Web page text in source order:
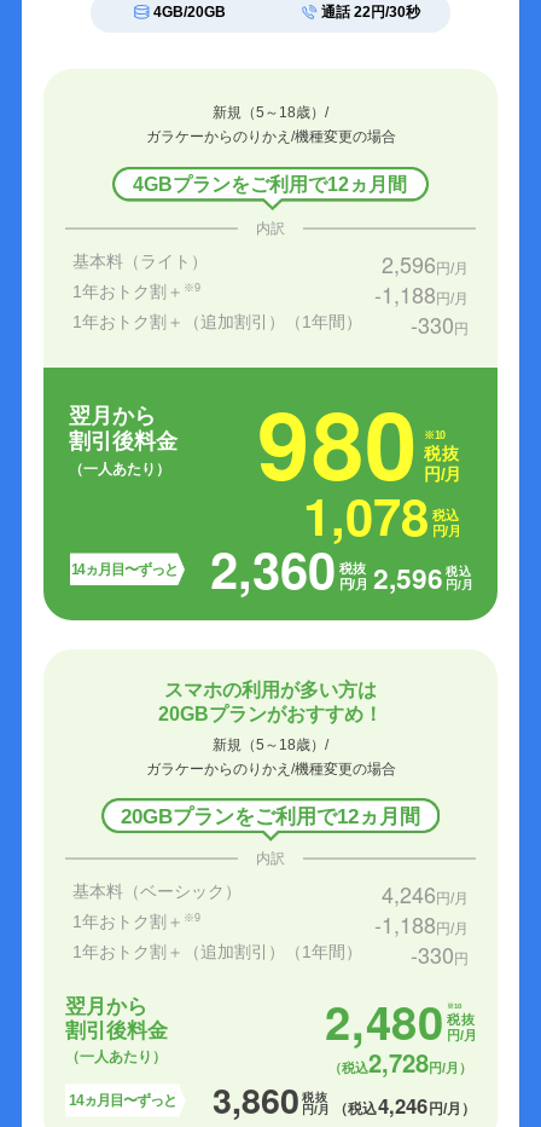
4GB/20GB 通話 22円/30秒
新規（5～18歳）/
ガラケーからのりかえ/機種変更の場合
4GBプランをご利用で12ヵ月間
内訳
基本料（ライト） 2,596円/月
1年おトク割＋ ※9 -1,188円/月
1年おトク割＋（追加割引）（1年間） -330円
翌月から
割引後料金
（一人あたり） 980 ※10
税抜
円/月
1,078 税込
円/月
14ヵ月目〜ずっと 2,360 税抜
円/月 2,596 税込
円/月
スマホの利用が多い方は
20GBプランがおすすめ！
新規（5～18歳）/
ガラケーからのりかえ/機種変更の場合
20GBプランをご利用で12ヵ月間
内訳
基本料（ベーシック） 4,246円/月
1年おトク割＋ ※9 -1,188円/月
1年おトク割＋（追加割引）（1年間） -330円
翌月から
割引後料金
（一人あたり）
2,480 ※10
税抜
円/月
（税込2,728円/月）
14ヵ月目〜ずっと 3,860 税抜
円/月
（税込4,246 円/月）